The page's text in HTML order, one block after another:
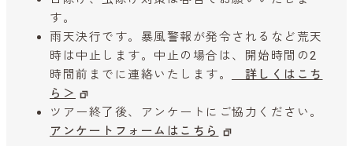
す。
雨天決行です。暴風警報が発令されるなど荒天
時は中止します。中止の場合は、開始時間の2
時間前までに連絡いたします。
詳しくはこち
ら＞
ツアー終了後、アンケートにご協力ください。
アンケートフォームはこちら